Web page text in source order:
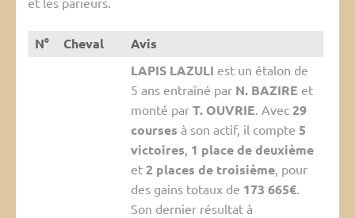
N° Cheval Avis
LAPIS LAZULI est un étalon de
5 ans entraîné par N. BAZIRE et
monté par T. OUVRIE. Avec 29
courses à son actif, il compte 5
victoires, 1 place de deuxième
et 2 places de troisième, pour
des gains totaux de 173 665€.
Son dernier résultat à